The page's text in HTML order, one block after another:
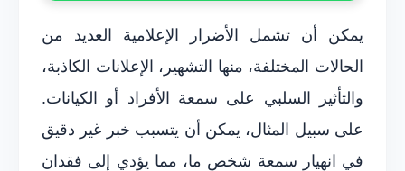
يمكن أن تشمل الأضرار الإعلامية العديد من
الحالات المختلفة، منها التشهير، الإعلانات الكاذبة،
والتأثير السلبي على سمعة الأفراد أو الكيانات.
على سبيل المثال، يمكن أن يتسبب خبر غير دقيق
في انهيار سمعة شخص ما، مما يؤدي إلى فقدان